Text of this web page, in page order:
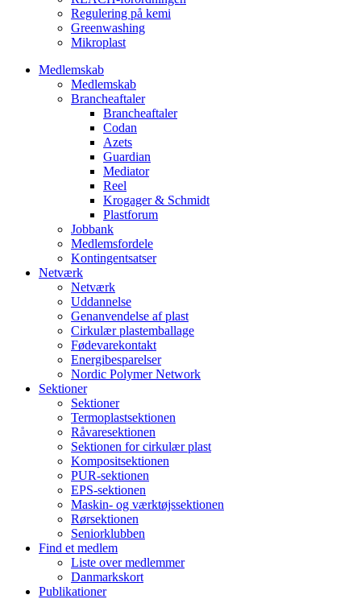
Regulering på kemi
Greenwashing
Mikroplast
Medlemskab
Medlemskab
Brancheaftaler
Brancheaftaler
Codan
Azets
Guardian
Mediator
Reel
Krogager & Schmidt
Plastforum
Jobbank
Medlemsfordele
Kontingentsatser
Netværk
Netværk
Uddannelse
Genanvendelse af plast
Cirkulær plastemballage
Fødevarekontakt
Energibesparelser
Nordic Polymer Network
Sektioner
Sektioner
Termoplastsektionen
Råvaresektionen
Sektionen for cirkulær plast
Kompositsektionen
PUR-sektionen
EPS-sektionen
Maskin- og værktøjssektionen
Rørsektionen
Seniorklubben
Find et medlem
Liste over medlemmer
Danmarkskort
Publikationer